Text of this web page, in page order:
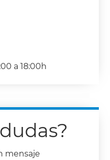
a 18:00h
mensaje